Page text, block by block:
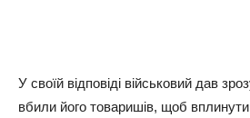
У своїй відповіді військовий дав
вбили його товаришів, щоб